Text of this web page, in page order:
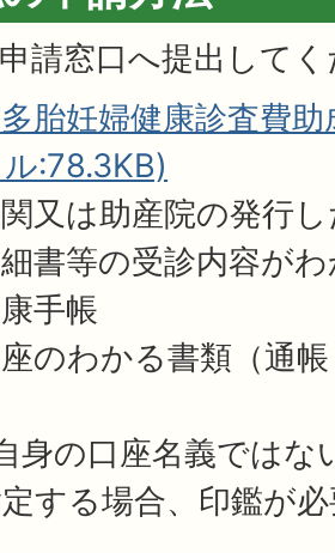
請窓口へ提出して
胎妊婦健康診査費
:78.3KB)
又は助産院の発行
書等の受診内容が
手帳
のわかる書類（通
身の口座名義ではな
する場合、印鑑が